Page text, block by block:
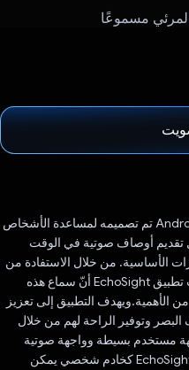
مسموعًا
EchoSight هو تطبيق مبتكِر متوافق مع Android تم تصميمه لمساعدة الأشخاص
أوصاف صوتية في الوقت
الأساسية. من خلال الاستفادة من
نموذج Gemini المتقدّم من Google، يثبت تطبيق EchoSight أنّ سماع هذه
الأهمية.ويهدف التطبيق إلى تعزيز
وتوفير الراحة لهم من خلال
مستخدم بسيطة وواجهة صوتية
قوية للمستخدم. والهدف النهائي هو إتاحة EchoSight كخادم شخصي يمكن